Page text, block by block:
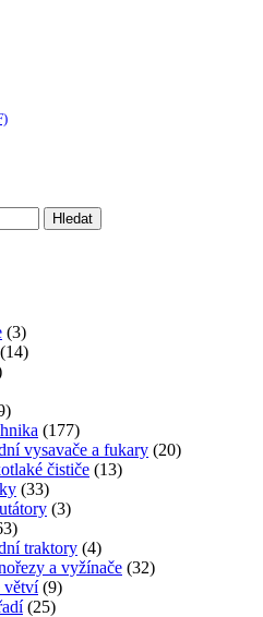
Hledat
(3)
(14)
(177)
vysavače a fukary (20)
čističe (13)
(33)
(3)
traktory (4)
a vyžínače (32)
větví (9)
(25)